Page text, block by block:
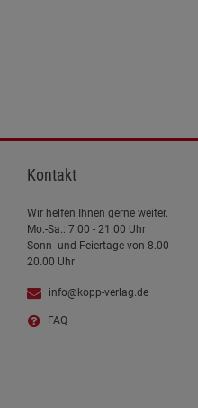
Kontakt
Wir helfen Ihnen gerne weiter.
Mo.-Sa.: 7.00 - 21.00 Uhr
Sonn- und Feiertage von 8.00 -
20.00 Uhr
info@kopp-verlag.de
FAQ